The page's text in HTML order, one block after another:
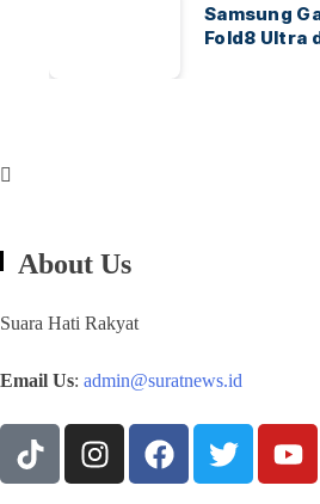
Samsung
Fold8 Ultra
About Us
Suara Hati Rakyat
Email Us: admin@suratnews.id